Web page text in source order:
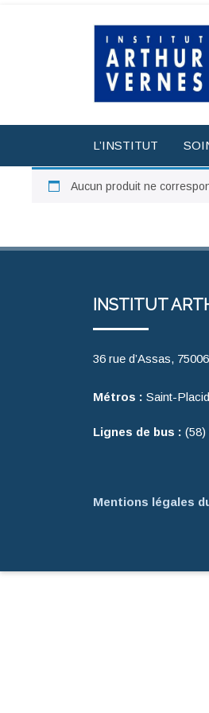
L’INSTITUT
Aucun produit ne
INSTITUT
36 rue d’Assas,
Métros : Saint-
Lignes de bus : (58)
Mentions légales